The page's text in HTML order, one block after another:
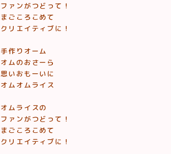
ファンがつどって！
まごころこめて
クリエイティブに！
手作りオーム
オムのおさーら
思いおもーいに
オムオムライス
オムライスの
ファンがつどって！
まごころこめて
クリエイティブに！